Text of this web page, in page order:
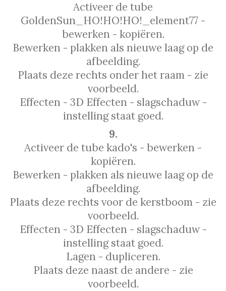
Activeer de tube
GoldenSun_HO!HO!HO!_element77 -
bewerken - kopiëren.
Bewerken - plakken als nieuwe laag op de
afbeelding.
Plaats deze rechts onder het raam - zie
voorbeeld.
Effecten - 3D Effecten - slagschaduw -
instelling staat goed.
9.
Activeer de tube kado's - bewerken -
kopiëren.
Bewerken - plakken als nieuwe laag op de
afbeelding.
Plaats deze rechts voor de kerstboom - zie
voorbeeld.
Effecten - 3D Effecten - slagschaduw -
instelling staat goed.
Lagen - dupliceren.
Plaats deze naast de andere - zie
voorbeeld.